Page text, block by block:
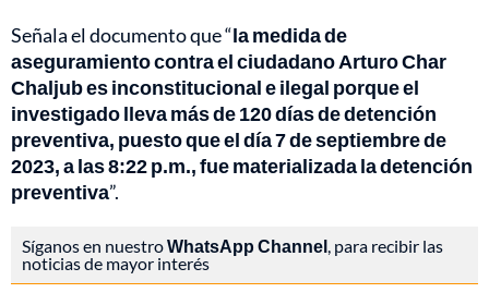
Señala el documento que “la medida de
aseguramiento contra el ciudadano Arturo Char
Chaljub es inconstitucional e ilegal porque el
investigado lleva más de 120 días de detención
preventiva, puesto que el día 7 de septiembre de
2023, a las 8:22 p.m., fue materializada la detención
preventiva”.
Síganos en nuestroWhatsApp Channel , para recibir las
noticias de mayor interés